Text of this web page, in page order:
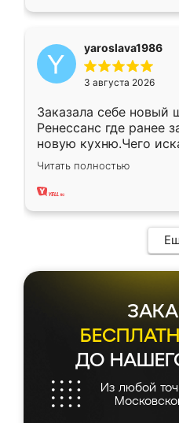
yaroslava1986
3 августа 2026
Заказала себе новый
Ренессанс где ранее
новую кухню.Чего
вполне довольна.
два года, нареканий
Читать полностью
ДО
Из любой